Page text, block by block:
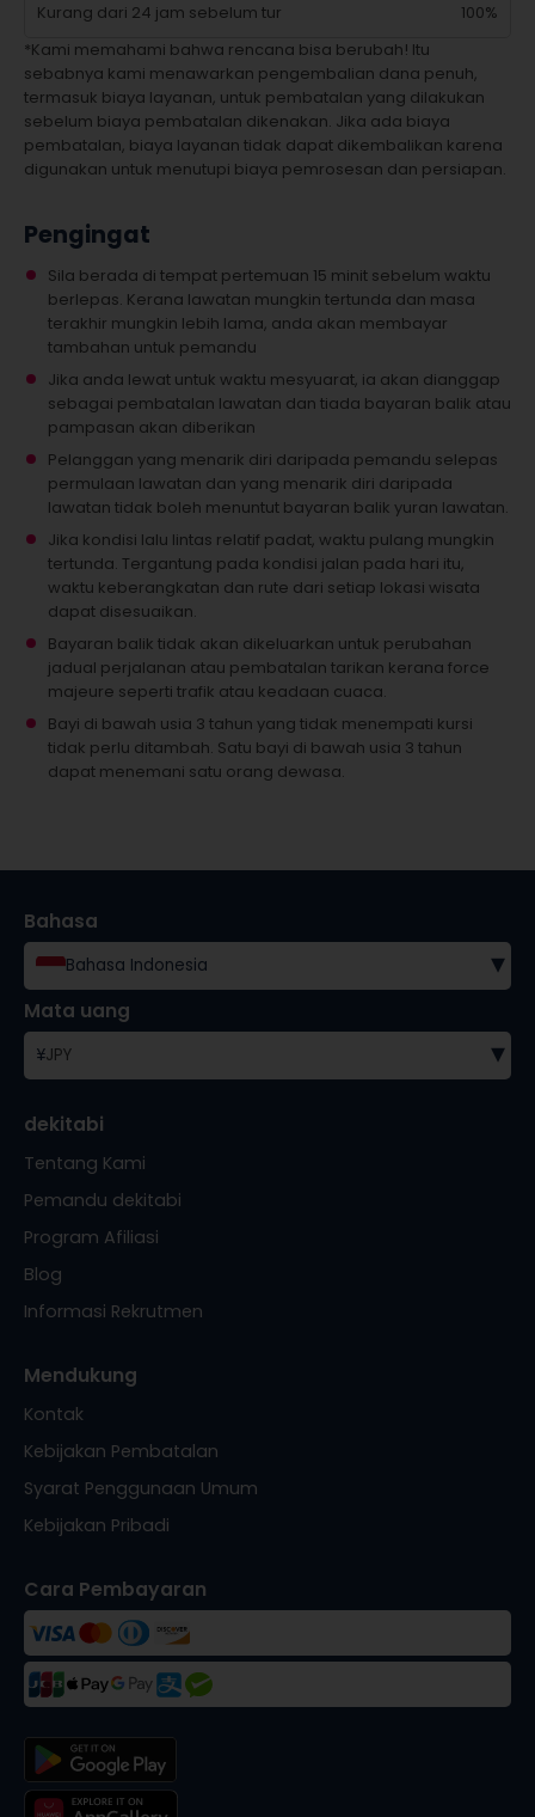
Kurang dari 24 jam sebelum tur
100%
*Kami memahami bahwa rencana bisa berubah! Itu
sebabnya kami menawarkan pengembalian dana penuh,
termasuk biaya layanan, untuk pembatalan yang dilakukan
sebelum biaya pembatalan dikenakan. Jika ada biaya
pembatalan, biaya layanan tidak dapat dikembalikan karena
digunakan untuk menutupi biaya pemrosesan dan persiapan.
Pengingat
Sila berada di tempat pertemuan 15 minit sebelum waktu
berlepas. Kerana lawatan mungkin tertunda dan masa
terakhir mungkin lebih lama, anda akan membayar
tambahan untuk pemandu
Jika anda lewat untuk waktu mesyuarat, ia akan dianggap
sebagai pembatalan lawatan dan tiada bayaran balik atau
pampasan akan diberikan
Pelanggan yang menarik diri daripada pemandu selepas
permulaan lawatan dan yang menarik diri daripada
lawatan tidak boleh menuntut bayaran balik yuran lawatan.
Jika kondisi lalu lintas relatif padat, waktu pulang mungkin
tertunda. Tergantung pada kondisi jalan pada hari itu,
waktu keberangkatan dan rute dari setiap lokasi wisata
dapat disesuaikan.
Bayaran balik tidak akan dikeluarkan untuk perubahan
jadual perjalanan atau pembatalan tarikan kerana force
majeure seperti trafik atau keadaan cuaca.
Bayi di bawah usia 3 tahun yang tidak menempati kursi
tidak perlu ditambah. Satu bayi di bawah usia 3 tahun
dapat menemani satu orang dewasa.
Bahasa
Bahasa Indonesia ▾
Mata uang
¥JPY ▾
dekitabi
Tentang Kami
Pemandu dekitabi
Program Afiliasi
Blog
Informasi Rekrutmen
Mendukung
Kontak
Kebijakan Pembatalan
Syarat Penggunaan Umum
Kebijakan Pribadi
Cara Pembayaran